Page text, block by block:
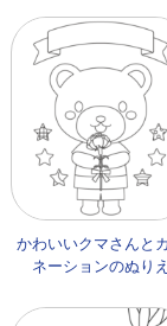
かわいいクマさんと
ネーションのぬりえ